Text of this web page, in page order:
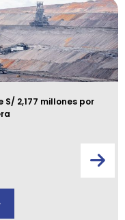
S/ 2,177 millones por